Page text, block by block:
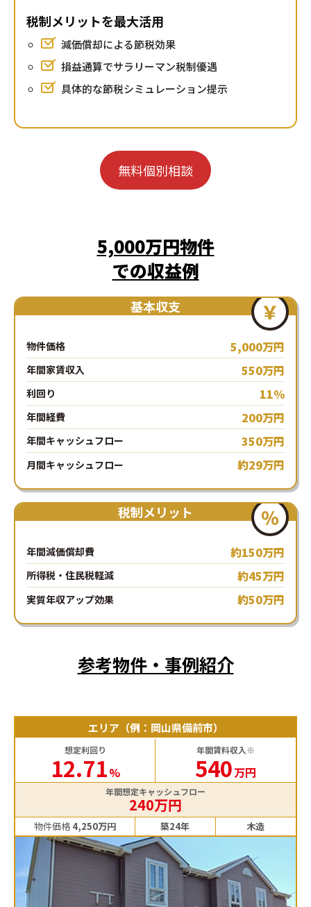
税制メリットを最大活用
減価償却による節税効果
損益通算でサラリーマン税制優遇
具体的な節税シミュレーション提示
無料個別相談
5,000万円物件
での収益例
基本収支 ￥
物件価格 5,000万円
年間家賃収入 550万円
利回り 11％
年間経費 200万円
年間キャッシュフロー 350万円
月間キャッシュフロー 約29万円
税制メリット ％
年間減価償却費 約150万円
所得税・住民税軽減 約45万円
実質年収アップ効果 約50万円
参考物件・事例紹介
エリア（例：岡山県備前市）
想定利回り
12.71%
年間賃料収入※
540万円
年間想定キャッシュフロー
240万円
物件価格 4,250万円 築24年 木造